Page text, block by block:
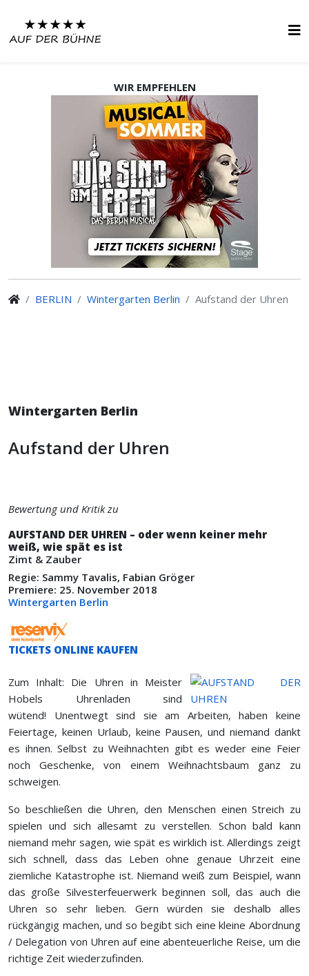
WIR EMPFEHLEN
BERLIN Wintergarten Berlin Aufstand der Uhren
Wintergarten Berlin
Aufstand der Uhren
Bewertung und Kritik zu
AUFSTAND DER UHREN – oder wenn keiner mehr
weiß, wie spät es ist
Zimt & Zauber
Regie: Sammy Tavalis, Fabian Gröger
Premiere: 25. November 2018
Wintergarten Berlin
TICKETS ONLINE KAUFEN
Zum Inhalt: Die Uhren in Meister
Hobels Uhrenladen sind
wütend! Unentwegt sind sie am Arbeiten, haben keine
Feiertage, keinen Urlaub, keine Pausen, und niemand dankt
es ihnen. Selbst zu Weihnachten gibt es weder eine Feier
noch Geschenke, von einem Weihnachtsbaum ganz zu
schweigen.
So beschließen die Uhren, den Menschen einen Streich zu
spielen und sich allesamt zu verstellen. Schon bald kann
niemand mehr sagen, wie spät es wirklich ist. Allerdings zeigt
sich schnell, dass das Leben ohne genaue Uhrzeit eine
ziemliche Katastrophe ist. Niemand weiß zum Beispiel, wann
das große Silvesterfeuerwerk beginnen soll, das auch die
Uhren so sehr lieben. Gern würden sie deshalb alles
rückgängig machen, und so begibt sich eine kleine Abordnung
/ Delegation von Uhren auf eine abenteuerliche Reise, um die
richtige Zeit wiederzufinden.